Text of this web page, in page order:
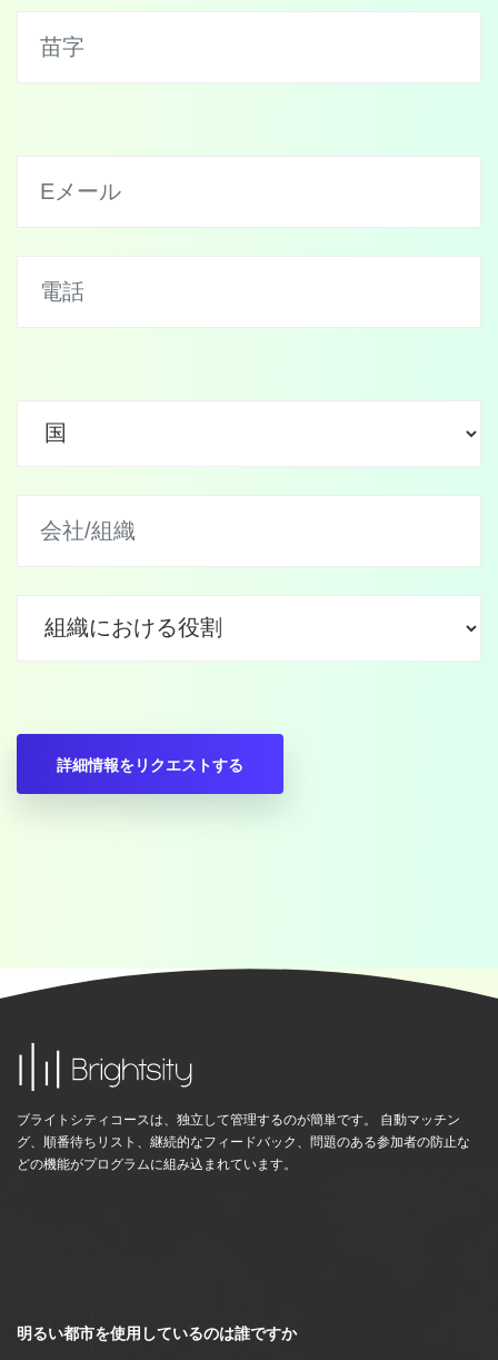
ブライトシティコースは、独立して管理するのが簡単です。 自動マッチン
グ、順番待ちリスト、継続的なフィードバック、問題のある参加者の防止な
どの機能がプログラムに組み込まれています。
明るい都市を使用しているのは誰ですか